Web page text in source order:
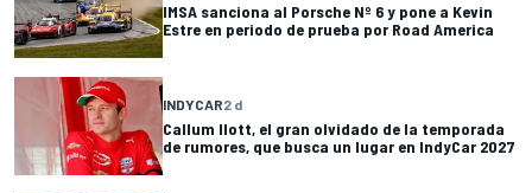
IMSA sanciona al Porsche Nº 6 y pone a Kevin
Estre en periodo de prueba por Road America
INDYCAR2 d
Callum Ilott, el gran olvidado de la temporada
de rumores, que busca un lugar en IndyCar 2027